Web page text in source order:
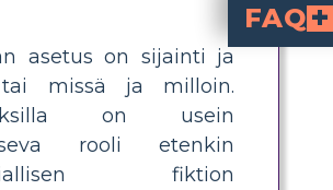
asetus on sijainti ja
missä ja milloin.
on usein
rooli etenkin
fiktion
FAQ